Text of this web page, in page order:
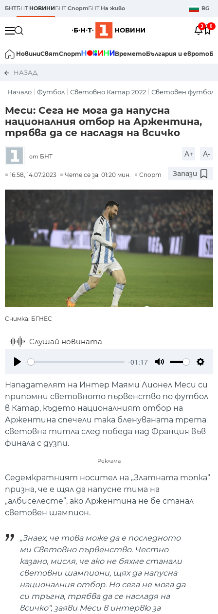
БНТБНТ НОВИНИБНТСпортБНТ На живо BG
3 0
НовиниСвятСпорт ВреметоБългария и еврото
НАЗАД
Начало Футбол Световно Катар 2022 Световен футбол
Меси: Сега не мога да напусна
националния отбор на Аржентина,
трябва да се насладя на всичко
от БНТ A+ A-
16:58, 14.07.2023 Чете се за: 01:20 мин. Спорт Запази
Снимка: БГНЕС
Слушай новината
-01:17
Нападателят на Интер Маями Лионел Меси си
припомни световното първенство по футбол
в Катар, където националният отбор на
Аржентина спечели така бленуваната трета
световна титла след победа над Франция във
финала с дузпи.
Реклама
Седемкратният носител на „Златната топка“
призна, че е щял да напусне тима на
„албиселесте“, ако Аржентина не бе станал
световен шампион.
„Знаех, че това може да е последното
ми Световно първенство. Честно
казано, мисля, че ако не бяхме станали
световни шампиони, щях да напусна
националния отбор. Но сега не мога да
си тръгна, трябва да се насладя на
всичко", заяви Меси в интервю за